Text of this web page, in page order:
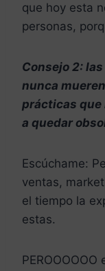
que hoy esta
personas,
Consejo 2:
nunca
prácticas que
a quedar
Escúchame:
ventas,
el tiempo la
estas.